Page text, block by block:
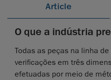
Article
O que a indústria
Todas as peças na linha
verificações em três
efetuadas por meio de